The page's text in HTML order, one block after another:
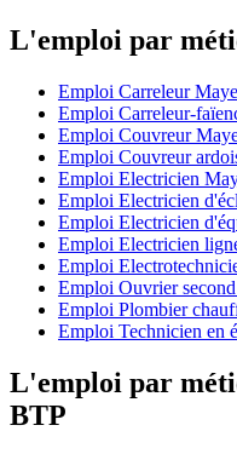
L'emploi par
Emploi Carreleur
Emploi Carreleur-
Emploi Couvreur
Emploi Couvreur
Emploi Electricien
Emploi Electricien
Emploi Electricien
Emploi Electricien
Emploi
Emploi Ouvrier
Emploi Plombier
Emploi Technicien en
L'emploi par
BTP